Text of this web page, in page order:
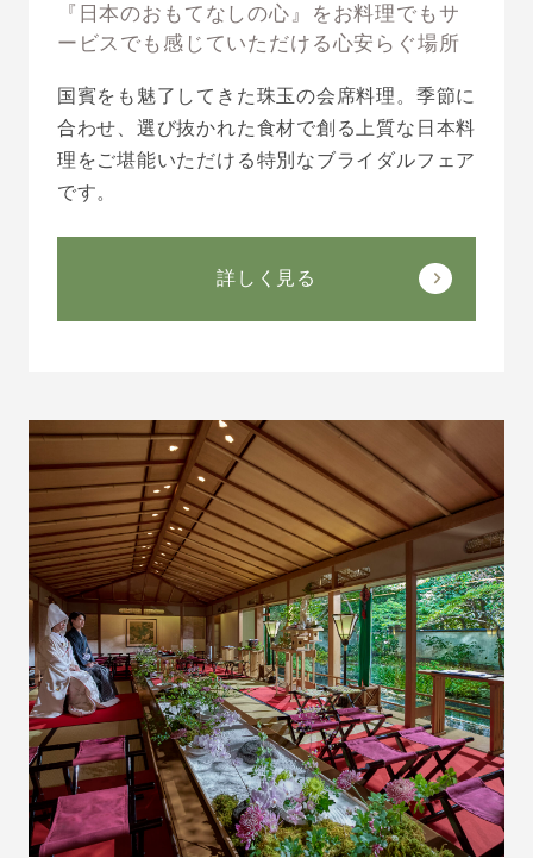
『日本のおもてなしの心』をお料理でもサ
ービスでも感じていただける心安らぐ場所
国賓をも魅了してきた珠玉の会席料理。季節に
合わせ、選び抜かれた食材で創る上質な日本料
理をご堪能いただける特別なブライダルフェア
です。
詳しく見る